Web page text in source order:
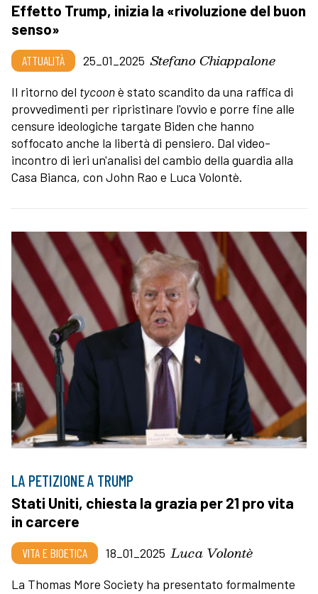
Effetto Trump, inizia la «rivoluzione del buon
senso»
ATTUALITÀ 25_01_2025 Stefano Chiappalone
Il ritorno del tycoonè stato scandito da una raffica di
provvedimenti per ripristinare l'ovvio e porre fine alle
censure ideologiche targate Biden che hanno
soffocato anche la libertà di pensiero. Dal video-
incontro di ieri un'analisi del cambio della guardia alla
Casa Bianca, con John Rao e Luca Volontè.
LA PETIZIONE A TRUMP
Stati Uniti, chiesta la grazia per 21 pro vita
in carcere
VITA E BIOETICA 18_01_2025 Luca Volontè
La Thomas More Society ha presentato formalmente